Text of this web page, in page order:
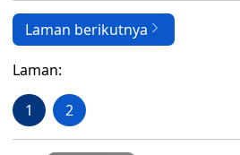
Laman berikutnya
Laman:
1 2